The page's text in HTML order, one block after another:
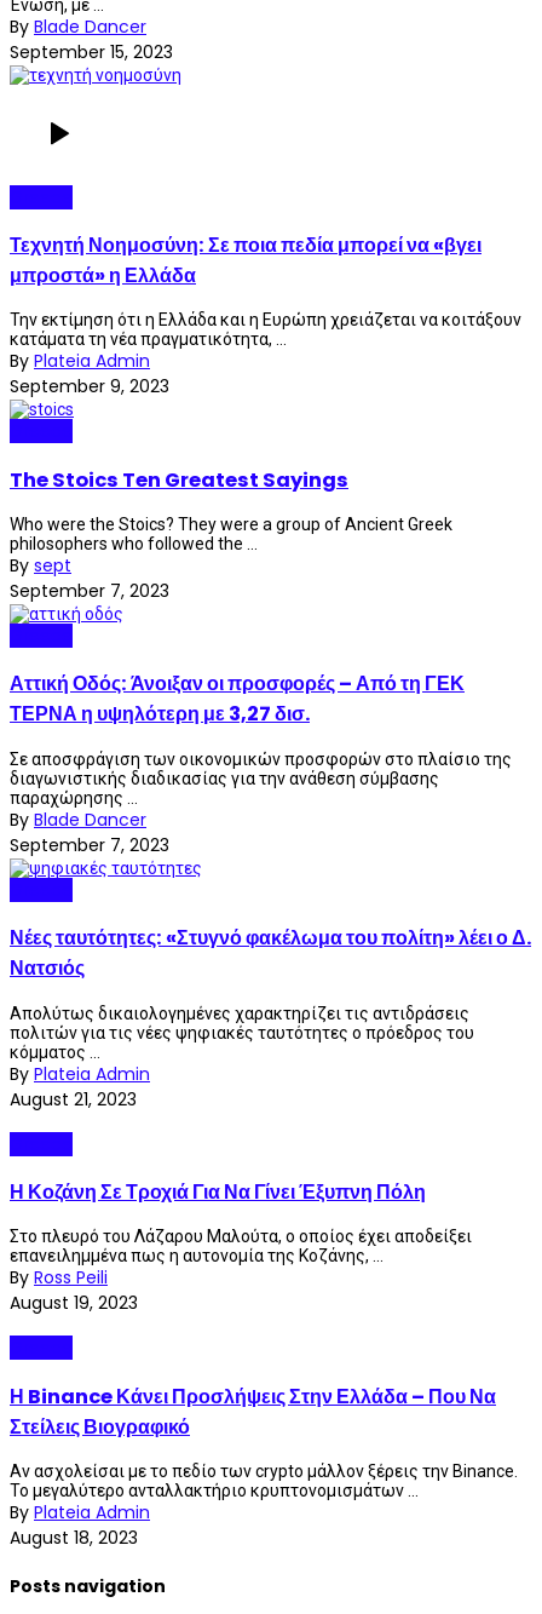
Ένωση, με ...
By Blade Dancer
September 15, 2023
Τεχνητή Νοημοσύνη: Σε ποια πεδία μπορεί να «βγει
μπροστά» η Ελλάδα
Την εκτίμηση ότι η Ελλάδα και η Ευρώπη χρειάζεται να κοιτάξουν
κατάματα τη νέα πραγματικότητα, ...
By Plateia Admin
September 9, 2023
The Stoics Ten Greatest Sayings
Who were the Stoics? They were a group of Ancient Greek
philosophers who followed the ...
By sept
September 7, 2023
Αττική Οδός: Άνοιξαν οι προσφορές – Από τη ΓΕΚ
ΤΕΡΝΑ η υψηλότερη με 3,27 δισ.
Σε αποσφράγιση των οικονομικών προσφορών στο πλαίσιο της
διαγωνιστικής διαδικασίας για την ανάθεση σύμβασης
παραχώρησης ...
By Blade Dancer
September 7, 2023
Νέες ταυτότητες: «Στυγνό φακέλωμα του πολίτη» λέει ο Δ.
Νατσιός
Απολύτως δικαιολογημένες χαρακτηρίζει τις αντιδράσεις
πολιτών για τις νέες ψηφιακές ταυτότητες ο πρόεδρος του
κόμματος ...
By Plateia Admin
August 21, 2023
Η Κοζάνη Σε Τροχιά Για Να Γίνει Έξυπνη Πόλη
Στο πλευρό του Λάζαρου Μαλούτα, ο οποίος έχει αποδείξει
επανειλημμένα πως η αυτονομία της Κοζάνης, ...
By Ross Peili
August 19, 2023
Η Binance Κάνει Προσλήψεις Στην Ελλάδα – Που Να
Στείλεις Βιογραφικό
Αν ασχολείσαι με το πεδίο των crypto μάλλον ξέρεις την Binance.
Το μεγαλύτερο ανταλλακτήριο κρυπτονομισμάτων ...
By Plateia Admin
August 18, 2023
Posts navigation